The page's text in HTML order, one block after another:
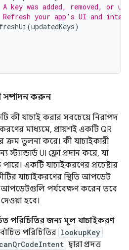
key was added, removed, or
your app's UI and
(updatedKeys)
সম্পাদন করুন
কী যাচাই করার সবচেয়ে নিরাপদ
মাধ্যমে, প্রায়শই একটি QR
ক্রম তুলনা করে। কী যাচাইকারী
স্ট্যান্ডার্ড UI ফ্লো প্রদান করে, যা
একটি যাচাইকরণের প্রচেষ্টার
যাচাইকরণের স্থিতি আপডেট
পর্যবেক্ষণ করেন তবে
হবে।
পরিচিতির জন্য মূল যাচাইকরণ
পরিচিতির lookupKey
দ্বারা প্রদত্ত